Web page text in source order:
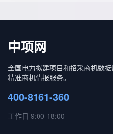
中项网
全国电力拟建项目和招采商机数
精准商机情报服务。
400-8161-360
工作日 9:00-18:00